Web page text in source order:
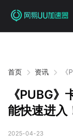
首页 资讯
《PUBG
能快速进入
2025-04-23